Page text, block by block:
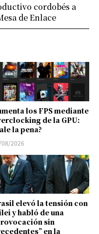
los FPS mediante
de la GPU:
la pena?
2026
elevó la tensión con
y habló de una
sin
en la
cordobés a
de Enlace